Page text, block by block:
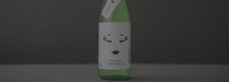
Products
Producers